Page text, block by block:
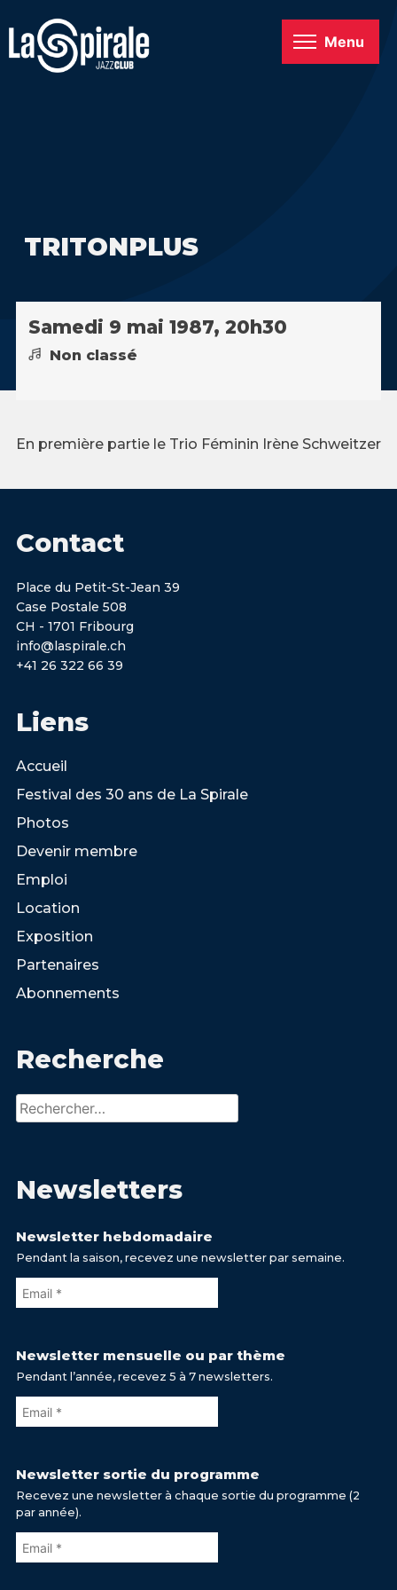
Menu
TRITONPLUS
Samedi 9 mai 1987, 20h30
Non classé
En première partie le Trio Féminin Irène Schweitzer
Contact
Place du Petit-St-Jean 39
Case Postale 508
CH - 1701 Fribourg
info@laspirale.ch
+41 26 322 66 39
Liens
Accueil
Festival des 30 ans de La Spirale
Photos
Devenir membre
Emploi
Location
Exposition
Partenaires
Abonnements
Recherche
Rechercher :
Newsletters
Newsletter hebdomadaire
Pendant la saison, recevez une newsletter par semaine.
Newsletter mensuelle ou par thème
Pendant l’année, recevez 5 à 7 newsletters.
Newsletter sortie du programme
Recevez une newsletter à chaque sortie du programme (2
par année).